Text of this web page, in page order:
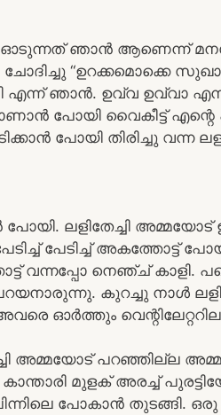
ഞാൻ ആണെന്ന്
ചോദിച്ചു “ഉറക്കമൊക്കെ
എന്ന് ഞാൻ. ഉവ്വ ഉവ്വാ എന്ന്
പോയി വൈകീട്ട്
പോയി തിരിച്ചു വന്ന
ലളിതേച്ചി
പേടിച്ച് അകത്തോട്ട്
വന്നപ്പോ നെഞ്ച് കാളി.
കുറച്ചു നാൾ
ഓർത്തും
അമ്മയോട് പറഞ്ഞില്ല
മുളക് അരച്ച്
പോകാൻ തുടങ്ങി. ഒരു